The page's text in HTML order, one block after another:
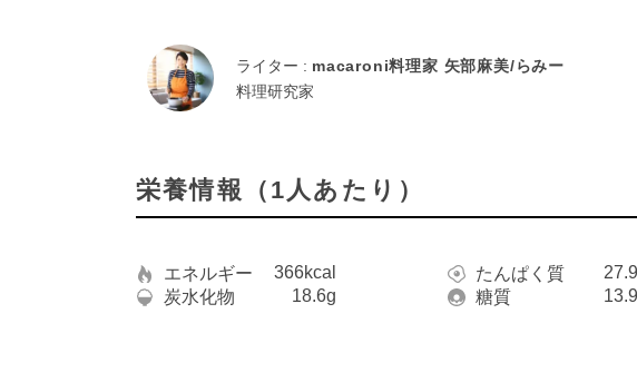
ライター : macaroni料理家 矢部麻美/らみー
料理研究家
栄養情報（1人あたり）
エネルギー 366kcal たんぱく質
炭水化物
18.6g 糖質